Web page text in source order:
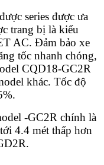
series được ưa
trang bị là kiểu
AC. Đảm bảo xe
tốc nhanh chóng,
CQD18-GC2R
khác. Tốc độ
-GC2R chính là
4.4 mét thấp hơn